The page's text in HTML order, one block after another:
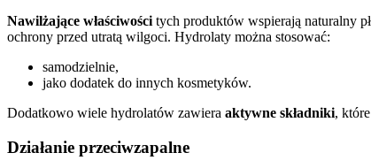
Nawilżające właściwości tych produktów wspierają naturalny
ochrony przed utratą wilgoci. Hydrolaty można stosować:
samodzielnie,
jako dodatek do innych kosmetyków.
Dodatkowo wiele hydrolatów zawiera aktywne składniki,
Działanie przeciwzapalne